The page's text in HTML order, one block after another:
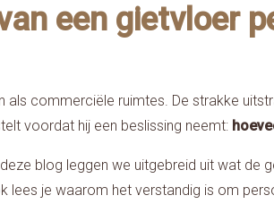
een gietvloer
commerciële ruimtes. De strakke
voordat hij een beslissing neemt:
blog leggen we uitgebreid uit wat de
je waarom het verstandig is om